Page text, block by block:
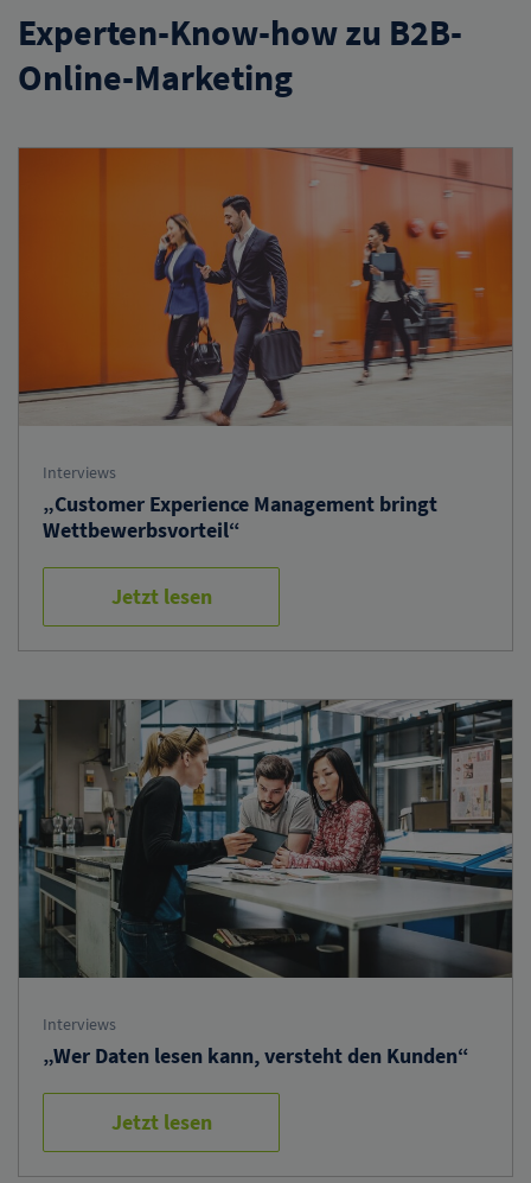
Experten-Know-how zu B2B-
Online-Marketing
Interviews
„Customer Experience Management bringt
Wettbewerbsvorteil“
Jetzt lesen
Interviews
„Wer Daten lesen kann, versteht den Kunden“
Jetzt lesen